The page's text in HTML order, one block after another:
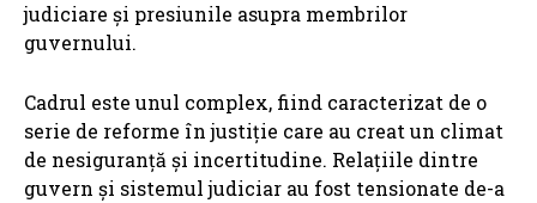
judiciare și presiunile asupra membrilor
guvernului.
Cadrul este unul complex, fiind caracterizat de o
serie de reforme în justiție care au creat un climat
de nesiguranță și incertitudine. Relațiile dintre
guvern și sistemul judiciar au fost tensionate de-a